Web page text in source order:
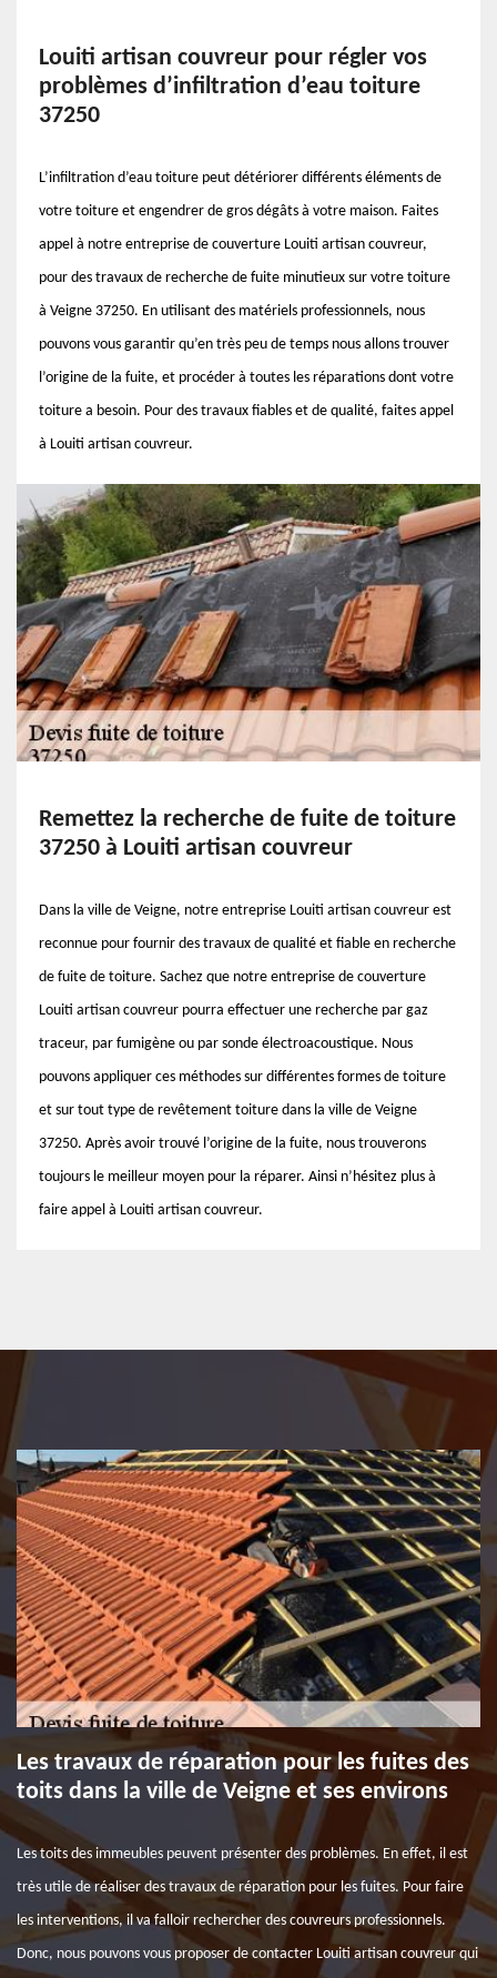
Louiti artisan couvreur pour régler vos
problèmes d’infiltration d’eau toiture
37250
L’infiltration d’eau toiture peut détériorer différents éléments de
votre toiture et engendrer de gros dégâts à votre maison. Faites
appel à notre entreprise de couverture Louiti artisan couvreur,
pour des travaux de recherche de fuite minutieux sur votre toiture
à Veigne 37250. En utilisant des matériels professionnels, nous
pouvons vous garantir qu’en très peu de temps nous allons trouver
l’origine de la fuite, et procéder à toutes les réparations dont votre
toiture a besoin. Pour des travaux fiables et de qualité, faites appel
à Louiti artisan couvreur.
Remettez la recherche de fuite de toiture
37250 à Louiti artisan couvreur
Dans la ville de Veigne, notre entreprise Louiti artisan couvreur est
reconnue pour fournir des travaux de qualité et fiable en recherche
de fuite de toiture. Sachez que notre entreprise de couverture
Louiti artisan couvreur pourra effectuer une recherche par gaz
traceur, par fumigène ou par sonde électroacoustique. Nous
pouvons appliquer ces méthodes sur différentes formes de toiture
et sur tout type de revêtement toiture dans la ville de Veigne
37250. Après avoir trouvé l’origine de la fuite, nous trouverons
toujours le meilleur moyen pour la réparer. Ainsi n’hésitez plus à
faire appel à Louiti artisan couvreur.
Les travaux de réparation pour les fuites des
toits dans la ville de Veigne et ses environs
Les toits des immeubles peuvent présenter des problèmes. En effet, il est
très utile de réaliser des travaux de réparation pour les fuites. Pour faire
les interventions, il va falloir rechercher des couvreurs professionnels.
Donc, nous pouvons vous proposer de contacter Louiti artisan couvreur qui